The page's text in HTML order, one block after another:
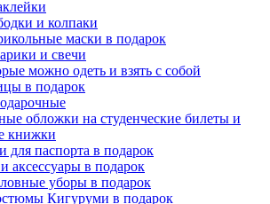
и колпаки
маски в подарок
и свечи
можно одеть и взять с собой
в подарок
обложки на студенческие билеты и
книжки
для паспорта в подарок
аксессуары в подарок
уборы в подарок
Кигуруми в подарок